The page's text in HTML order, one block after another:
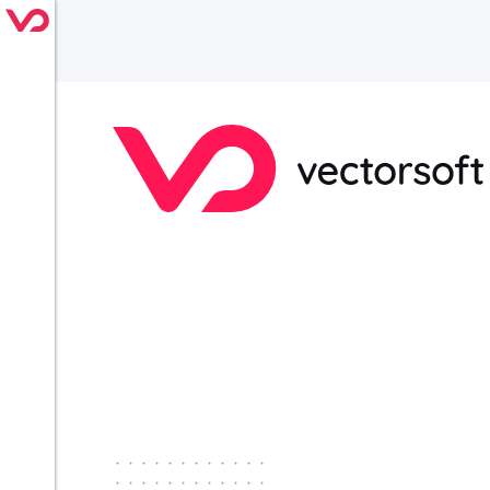
············
············